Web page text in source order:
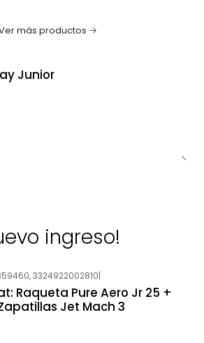
más productos
Junior
ingreso!
3324922002810|
Raqueta Pure Aero Jr 25 +
Jet Mach 3